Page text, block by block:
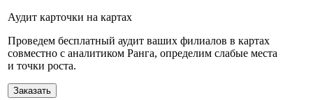
Аудит карточки на картах
Проведем бесплатный аудит ваших филиалов в картах
совместно с аналитиком Ранга, определим слабые места
и точки роста.
Заказать